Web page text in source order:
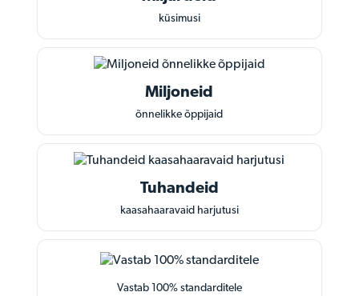
küsimusi
Miljoneid
õnnelikke õppijaid
Tuhandeid
kaasahaaravaid harjutusi
Vastab 100% standarditele